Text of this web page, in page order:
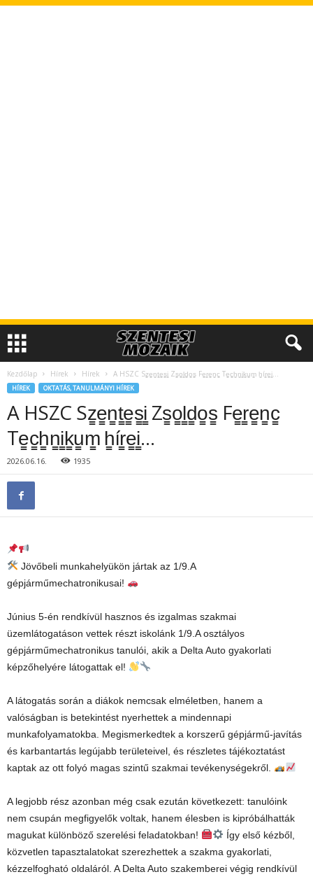
Kezdőlap Hírek Hírek A HSZC Sz̳e̳n̳t̳e̳s̳i̳ Zs̳o̳l̳d̳o̳s̳ Fe̳r̳e̳n̳c̳ Te̳c̳h̳n̳i̳k̳u̳m̳ h̳ír̳e̳i̳…
HÍREK OKTATÁS, TANULMÁNYI HÍREK
A HSZC Sz̳e̳n̳t̳e̳s̳i̳ Zs̳o̳l̳d̳o̳s̳ Fe̳r̳e̳n̳c̳
Te̳c̳h̳n̳i̳k̳u̳m̳ h̳ír̳e̳i̳…
2026.06.16. 1935
Jövőbeli munkahelyükön jártak az 1/9.A
gépjárműmechatronikusai!
Június 5-én rendkívül hasznos és izgalmas szakmai
üzemlátogatáson vettek részt iskolánk 1/9.A osztályos
gépjárműmechatronikus tanulói, akik a Delta Auto gyakorlati
képzőhelyére látogattak el!
A látogatás során a diákok nemcsak elméletben, hanem a
valóságban is betekintést nyerhettek a mindennapi
munkafolyamatokba. Megismerkedtek a korszerű gépjármű-javítás
és karbantartás legújabb területeivel, és részletes tájékoztatást
kaptak az ott folyó magas szintű szakmai tevékenységekről.
A legjobb rész azonban még csak ezután következett: tanulóink
nem csupán megfigyelők voltak, hanem élesben is kipróbálhatták
magukat különböző szerelési feladatokban!
Így első kézből,
közvetlen tapasztalatokat szerezhettek a szakma gyakorlati,
kézzelfogható oldaláról. A Delta Auto szakemberei végig rendkívül